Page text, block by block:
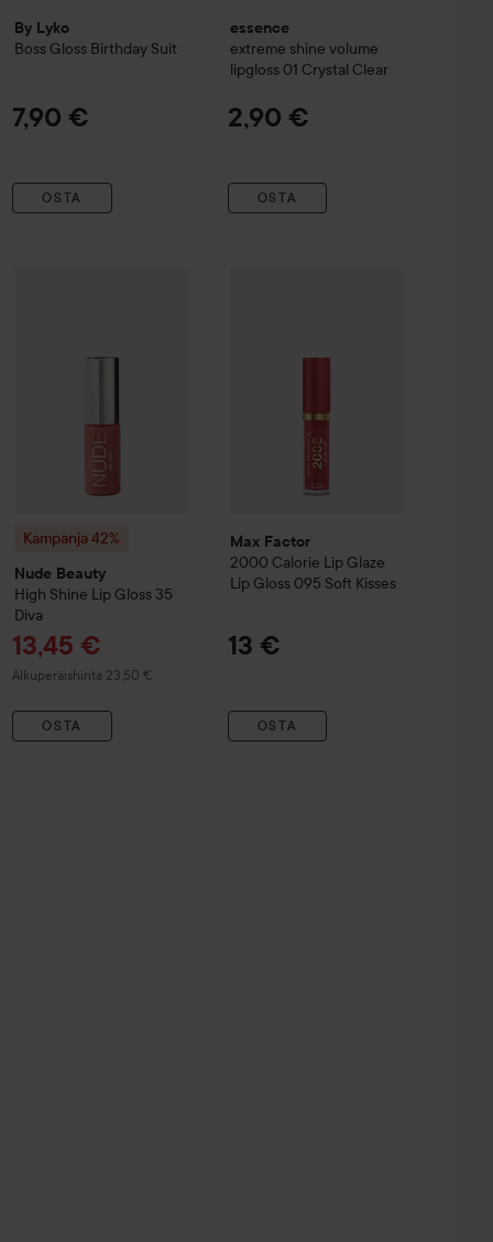
By Lyko
Boss Gloss Birthday Suit
7,90 €
OSTA
essence
extreme shine volume
lipgloss 01 Crystal Clear
2,90 €
OSTA
Kampanja 42%
Nude Beauty
High Shine Lip Gloss 35
Diva
Tarjoushinta
13,45 €
Alkuperäishinta 23,50 €
Normaali hinta 23,50 €
OSTA
Max Factor
2000 Calorie Lip Glaze
Lip Gloss 095 Soft Kisses
13 €
OSTA